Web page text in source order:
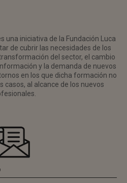
una iniciativa de la Fundación Luca
de cubrir las necesidades de los
del sector, el cambio
y la demanda de nuevos
en los que dicha formación no
casos, al alcance de los nuevos